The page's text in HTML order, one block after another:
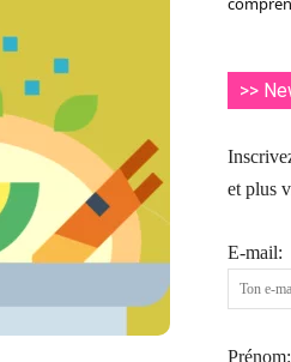
>>
et plus
E-mail:
Prénom: